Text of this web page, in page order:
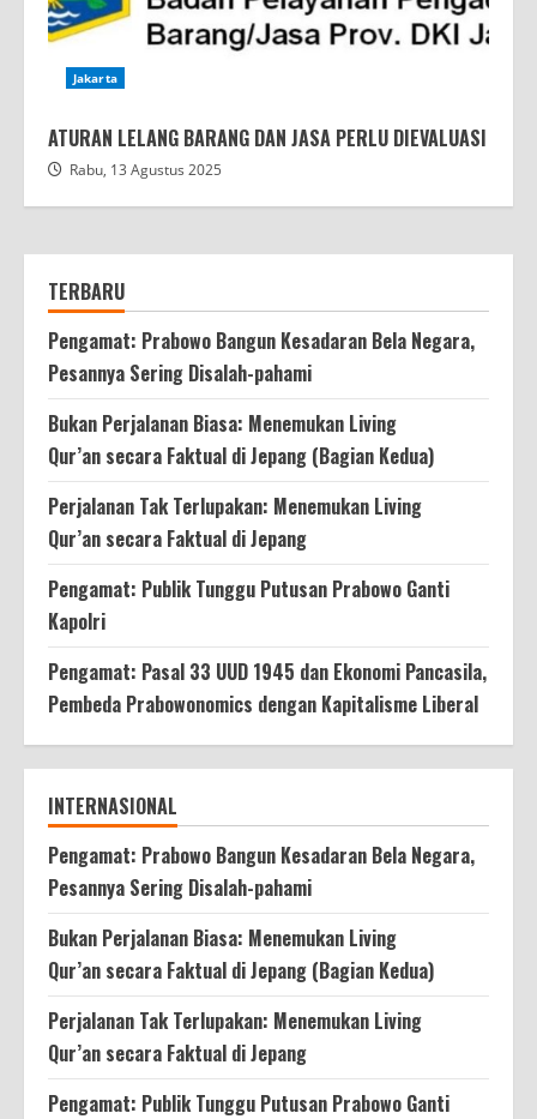
Jakarta
ATURAN LELANG BARANG DAN JASA PERLU DIEVALUASI
Rabu, 13 Agustus 2025
TERBARU
Pengamat: Prabowo Bangun Kesadaran Bela Negara,
Pesannya Sering Disalah-pahami
Bukan Perjalanan Biasa: Menemukan Living
Qur’an secara Faktual di Jepang (Bagian Kedua)
Perjalanan Tak Terlupakan: Menemukan Living
Qur’an secara Faktual di Jepang
Pengamat: Publik Tunggu Putusan Prabowo Ganti
Kapolri
Pengamat: Pasal 33 UUD 1945 dan Ekonomi Pancasila,
Pembeda Prabowonomics dengan Kapitalisme Liberal
INTERNASIONAL
Pengamat: Prabowo Bangun Kesadaran Bela Negara,
Pesannya Sering Disalah-pahami
Bukan Perjalanan Biasa: Menemukan Living
Qur’an secara Faktual di Jepang (Bagian Kedua)
Perjalanan Tak Terlupakan: Menemukan Living
Qur’an secara Faktual di Jepang
Pengamat: Publik Tunggu Putusan Prabowo Ganti